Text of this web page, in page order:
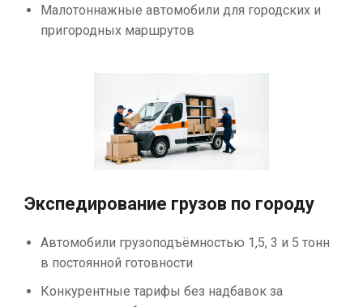
Малотоннажные автомобили для городских и
пригородных маршрутов
Экспедирование грузов по городу
Автомобили грузоподъёмностью 1,5, 3 и 5 тонн
в постоянной готовности
Конкурентные тарифы без надбавок за